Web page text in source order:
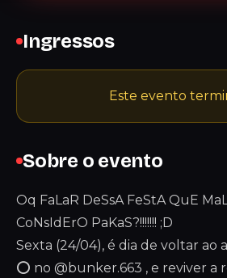
Sobre o evento
Oq FaLaR DeSsA FeStA QuE
CoNsIdErO PaKaS?!!!!!!! ;D
Sexta (24/04), é dia de voltar ao
⭕️ no @bunker.663 , e reviver a
Ingressos
Este evento